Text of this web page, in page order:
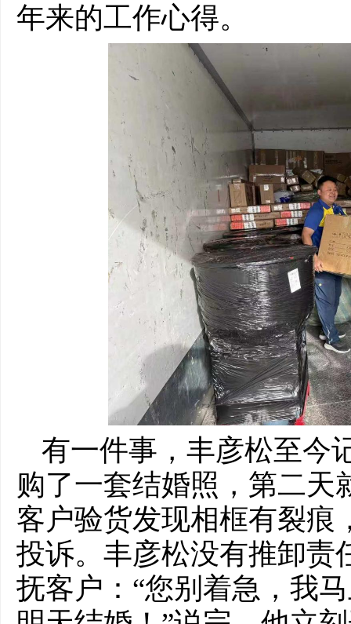
年来的工作心得。
有一件事，丰彦松至今
购了一套结婚照，第二天
客户验货发现相框有裂痕
投诉。丰彦松没有推卸责
抚客户：“您别着急，我